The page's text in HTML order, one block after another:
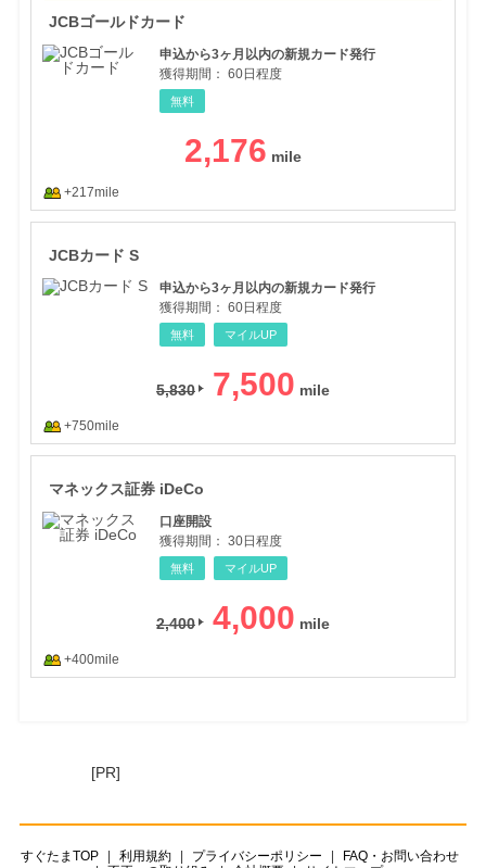
JCBゴールドカード
申込から3ヶ月以内の新規カード発行
獲得期間： 60日程度
無料
2,176
+217mile
JCBカード S
申込から3ヶ月以内の新規カード発行
獲得期間： 60日程度
無料 マイルUP
5,830 7,500
+750mile
マネックス証券 iDeCo
口座開設
獲得期間： 30日程度
無料 マイルUP
2,400 4,000
+400mile
[PR]
すぐたまTOP 利用規約 プライバシーポリシー
FAQ・お問い合わせ